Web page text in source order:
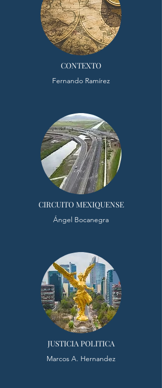
CONTEXTO
Fernando Ramírez
CIRCUITO MEXIQUENSE
Ángel Bocanegra
JUSTICIA POLITICA
Marcos A. Hernandez